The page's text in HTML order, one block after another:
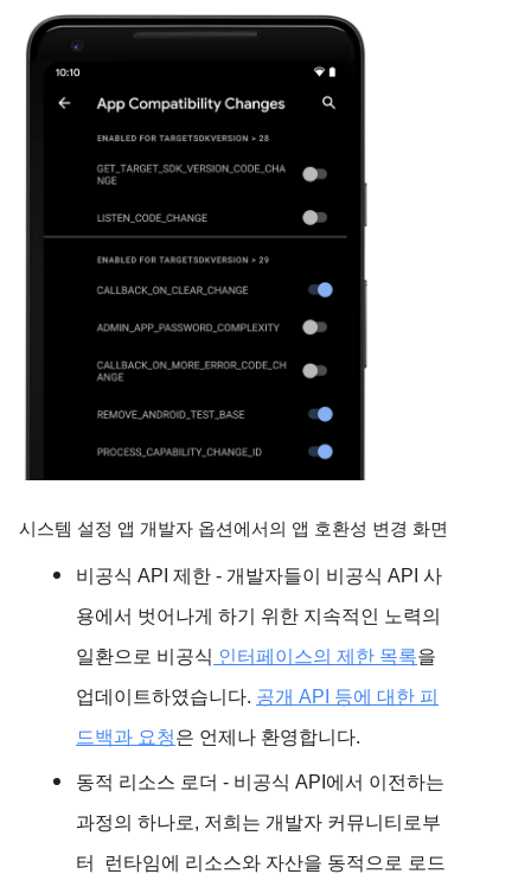
시스템 설정 앱 개발자 옵션에서의 앱 호환성 변경 화면
비공식 API 제한 - 개발자들이 비공식 API 사
용에서 벗어나게 하기 위한 지속적인 노력의
일환으로 비공식 인터페이스의 제한 목록을
업데이트하였습니다. 공개 API 등에 대한 피
드백과 요청은 언제나 환영합니다.
동적 리소스 로더 - 비공식 API에서 이전하는
과정의 하나로, 저희는 개발자 커뮤니티로부
터 런타임에 리소스와 자산을 동적으로 로드